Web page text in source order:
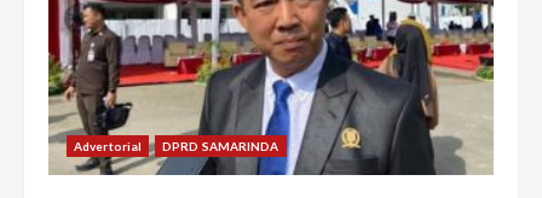
Advertorial DPRD SAMARINDA